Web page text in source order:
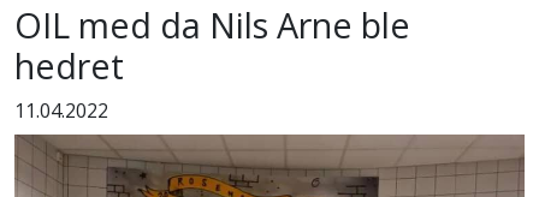
OIL med da Nils Arne ble
hedret
11.04.2022